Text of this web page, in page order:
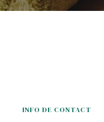
INFO DE CONTACT